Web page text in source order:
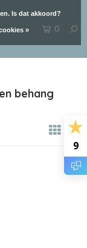
9
0
behang
Is dat akkoord?
»